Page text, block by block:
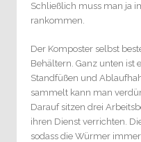
Schließlich muss man ja
rankommen.
Der Komposter selbst
Behältern. Ganz unten ist
Standfüßen und
sammelt kann man
Darauf sitzen drei
ihren Dienst verrichten.
sodass die Würmer